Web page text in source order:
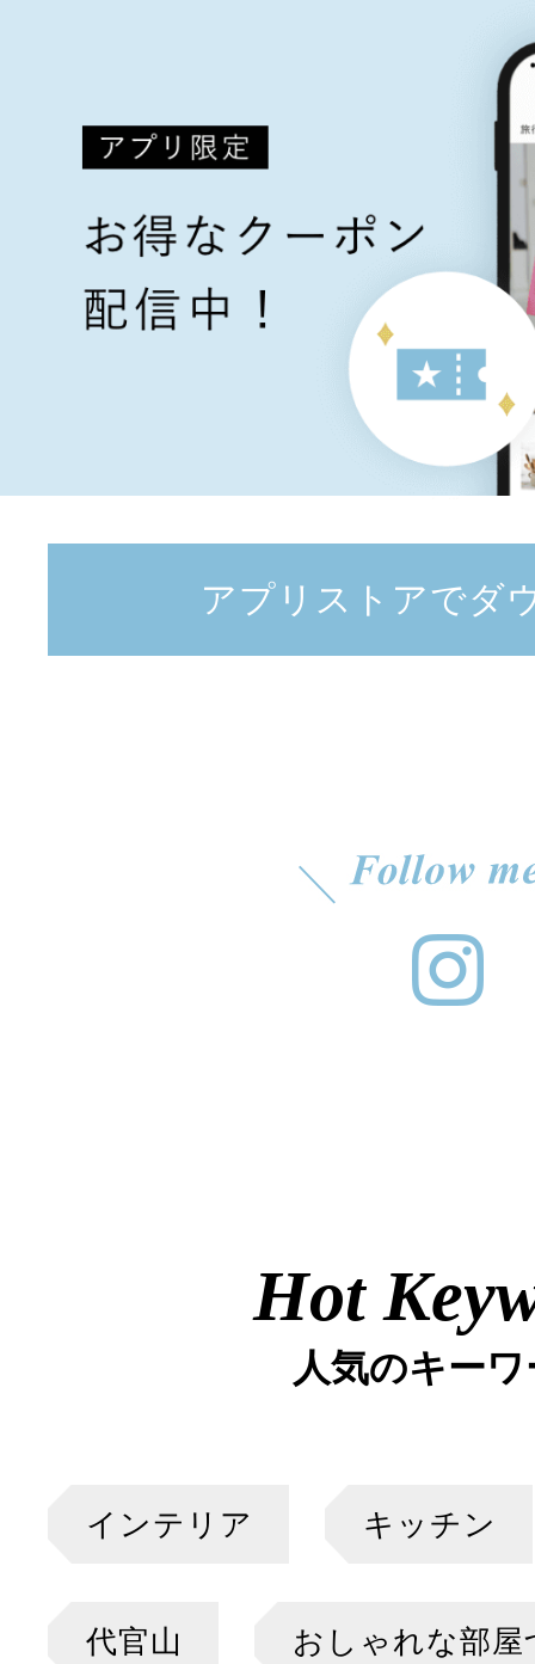
アプリストアでダ
Hot
人気のキー
インテリア キッチン
代官山 おしゃれな部屋